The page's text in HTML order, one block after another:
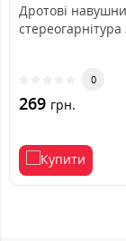
Дротові
0
269 грн.